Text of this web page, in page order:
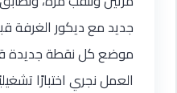
جديد مع ديكور الغرفة
موضع كل نقطة جديدة
العمل نجري اختبارًا